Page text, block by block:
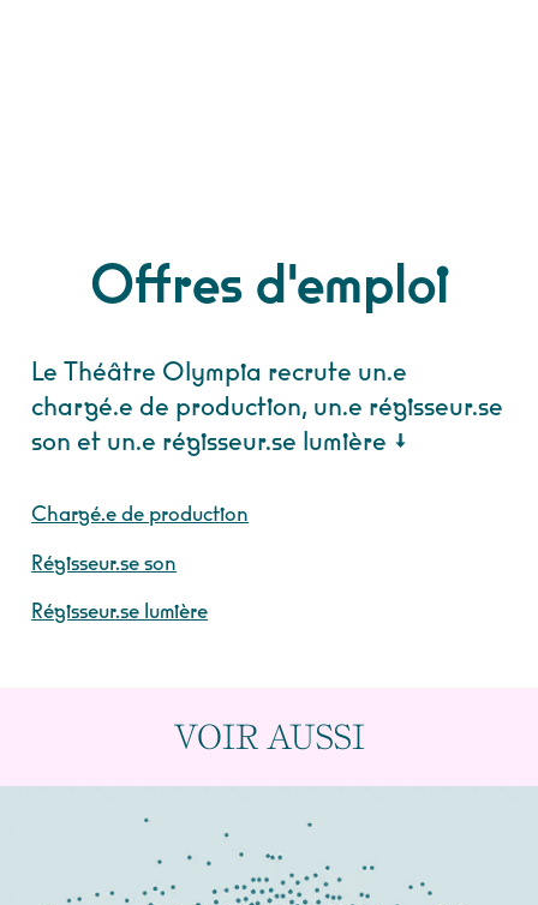
Offres d'emploi
Le Théâtre Olympia recrute un.e
chargé.e de production, un.e régisseur.se
son et un.e régisseur.se lumière ↓
Chargé.e de production
Régisseur.se son
Régisseur.se lumière
VOIR AUSSI